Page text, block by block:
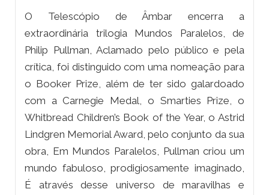
O Telescópio de Âmbar encerra a
extraordinária trilogia Mundos Paralelos, de
Philip Pullman, Aclamado pelo público e pela
crítica, foi distinguido com uma nomeação para
o Booker Prize, além de ter sido galardoado
com a Carnegie Medal, o Smarties Prize, o
Whitbread Children’s Book of the Year, o Astrid
Lindgren Memorial Award, pelo conjunto da sua
obra, Em Mundos Paralelos, Pullman criou um
mundo fabuloso, prodigiosamente imaginado,
É através desse universo de maravilhas e